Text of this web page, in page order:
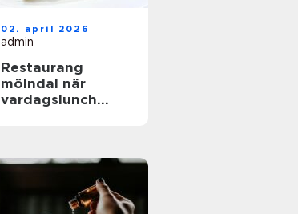
02. april 2026
admin
Restaurang
mölndal när
vardagslunch